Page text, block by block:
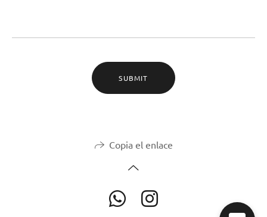
SUBMIT
Copia el enlace